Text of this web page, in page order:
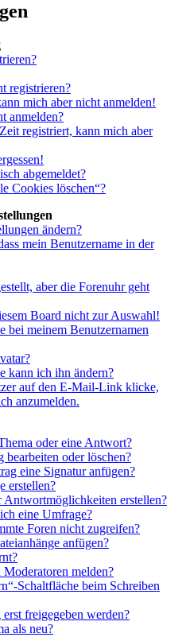
registrieren?
mich aber nicht anmelden!
anmelden?
registriert, kann mich aber
abgemeldet?
Cookies löschen“?
ändern?
mein Benutzername in der
aber die Forenuhr geht
Board nicht zur Auswahl!
bei meinem Benutzernamen
kann ich ihn ändern?
auf den E-Mail-Link klicke,
anzumelden.
oder eine Antwort?
oder löschen?
eine Signatur anfügen?
erstellen?
Antwortmöglichkeiten erstellen?
eine Umfrage?
Foren nicht zugreifen?
anfügen?
melden?
Schaltfläche beim Schreiben
freigegeben werden?
als neu?